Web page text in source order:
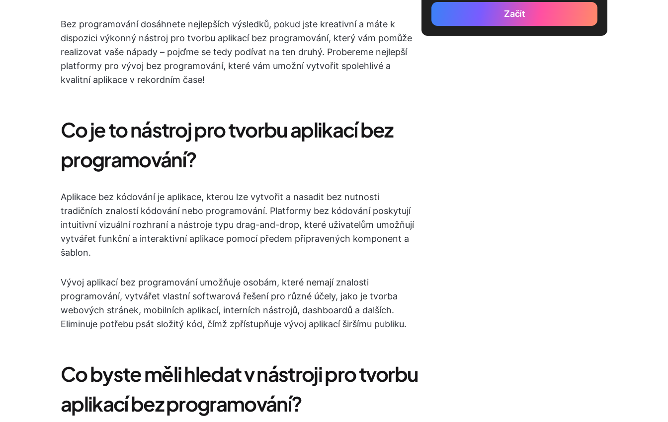
Bez programování dosáhnete nejlepších výsledků, pokud jste kreativní a máte k
dispozici výkonný nástroj pro tvorbu aplikací bez programování, který vám pomůže
realizovat vaše nápady – pojďme se tedy podívat na ten druhý. Probereme nejlepší
platformy pro vývoj bez programování, které vám umožní vytvořit spolehlivé a
kvalitní aplikace v rekordním čase!
Co je to nástroj pro tvorbu aplikací bez
programování?
Aplikace bez kódování je aplikace, kterou lze vytvořit a nasadit bez nutnosti
tradičních znalostí kódování nebo programování. Platformy bez kódování poskytují
intuitivní vizuální rozhraní a nástroje typu drag-and-drop, které uživatelům umožňují
vytvářet funkční a interaktivní aplikace pomocí předem připravených komponent a
šablon.
Vývoj aplikací bez programování umožňuje osobám, které nemají znalosti
programování, vytvářet vlastní softwarová řešení pro různé účely, jako je tvorba
webových stránek, mobilních aplikací, interních nástrojů, dashboardů a dalších.
Eliminuje potřebu psát složitý kód, čímž zpřístupňuje vývoj aplikací širšímu publiku.
Co byste měli hledat v nástroji pro tvorbu
aplikací bez programování?
Začít